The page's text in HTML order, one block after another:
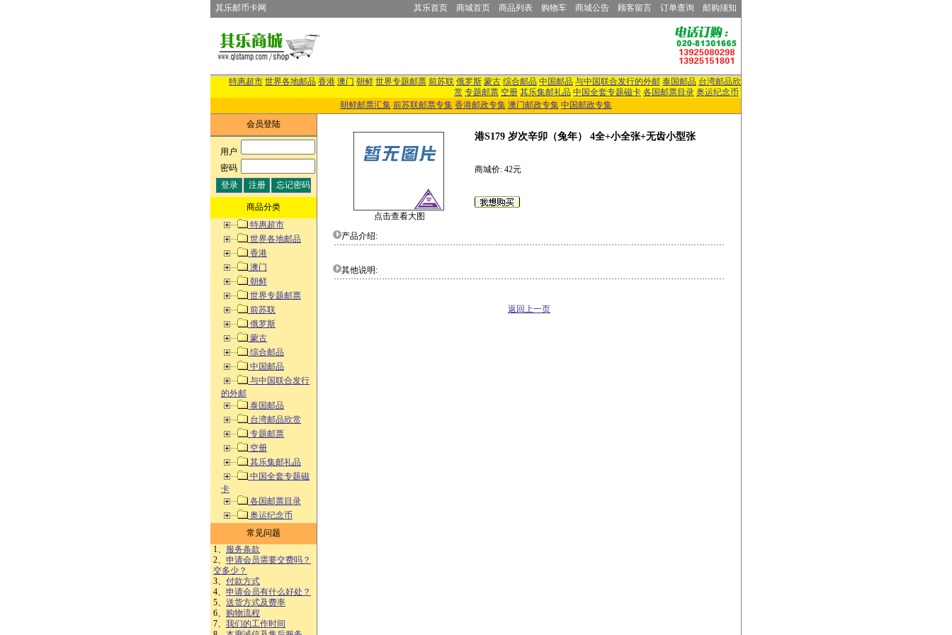
其乐邮币卡网 其乐首页 商城首页 商品列表 购物车 商城公告 顾客留言 订单查询 邮购须知
特惠超市 世界各地邮品 香港 澳门 朝鲜 世界专题邮票 前苏联 俄罗斯 蒙古 综合邮品 中国邮品 与中国联合发行的外邮 泰国邮品 台湾邮品欣
赏 专题邮票 空册 其乐集邮礼品 中国全套专题磁卡 各国邮票目录 奥运纪念币
朝鲜邮票汇集 前苏联邮票专集 香港邮政专集 澳门邮政专集 中国邮政专集
会员登陆
用户:
密码:
商品分类
特惠超市
世界各地邮品
香港
澳门
朝鲜
世界专题邮票
前苏联
俄罗斯
蒙古
综合邮品
中国邮品
与中国联合发行
的外邮
泰国邮品
台湾邮品欣赏
专题邮票
空册
其乐集邮礼品
中国全套专题磁
卡
各国邮票目录
奥运纪念币
常见问题
1、 服务条款
2、 申请会员需要交费吗？
交多少？
3、 付款方式
4、 申请会员有什么好处？
5、 送货方式及费率
6、 购物流程
7、 我们的工作时间
点击查看大图
港S179 岁次辛卯（兔年） 4全+小全张+无齿小型张
商城价: 42元
产品介绍:
其他说明:
返回上一页